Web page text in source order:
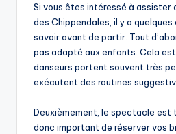
Si vous êtes intéressé à
des Chippendales, il y a
savoir avant de partir. Tout
pas adapté aux enfants. Cela
danseurs portent souvent très
exécutent des routines
Deuxièmement, le spectacle est
donc important de réserver vos